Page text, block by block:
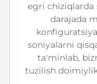
egri
darajada
soniyalarni
ta'minlab,
tuzilish